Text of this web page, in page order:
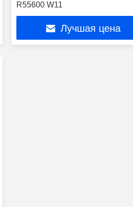
R55600 W11
Лучшая цена